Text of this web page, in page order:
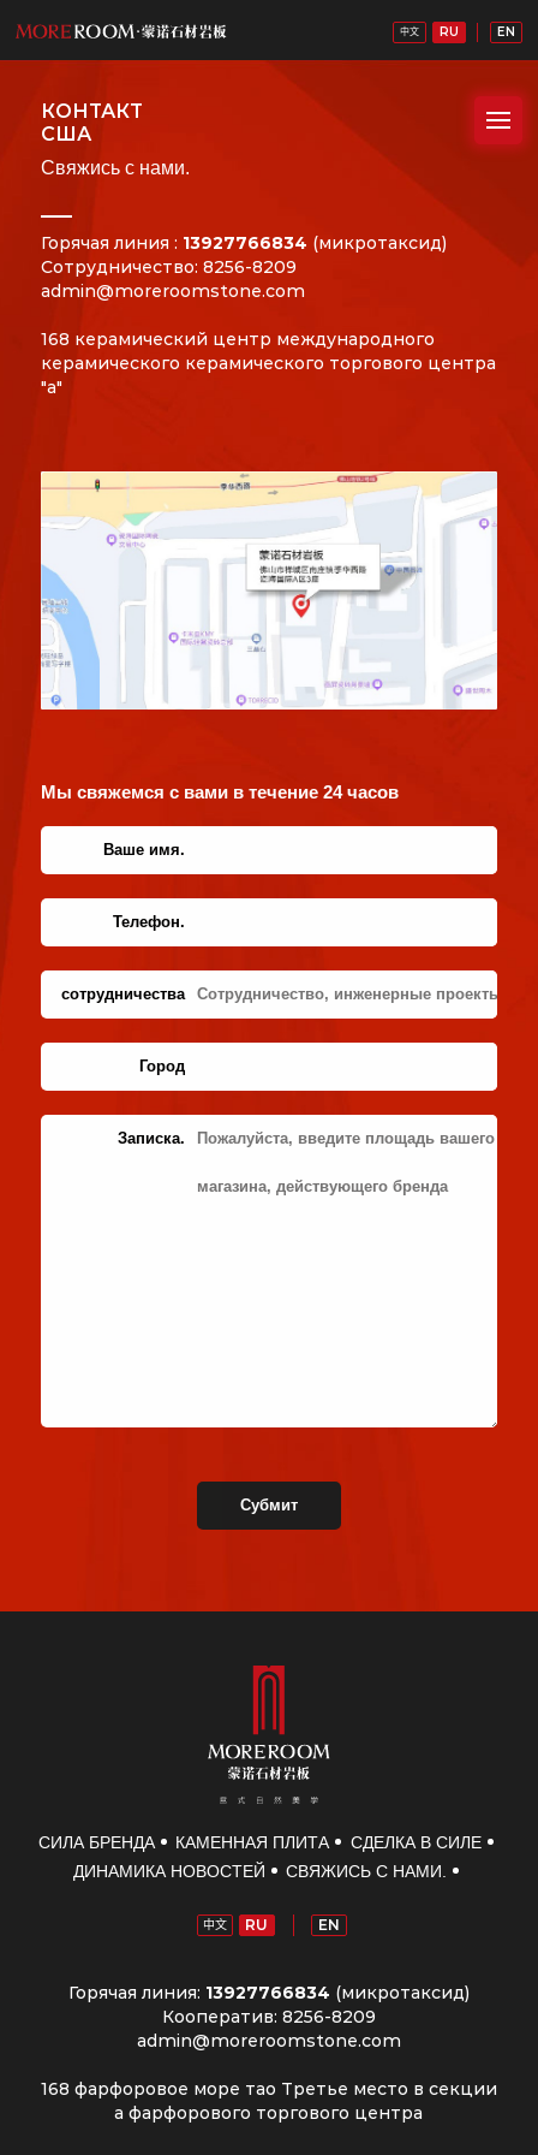
中文 RU EN
КОНТАКТ
США
Свяжись с нами.
Горячая линия : 13927766834 (микротаксид)
Сотрудничество: 8256-8209
admin@moreroomstone.com
168 керамический центр международного
керамического керамического торгового центра
"а"
Мы свяжемся с вами в течение 24 часов
Ваше имя.
Телефон.
сотрудничества
Город
Записка.
СИЛА БРЕНДА КАМЕННАЯ ПЛИТА
СДЕЛКА В СИЛЕ
ДИНАМИКА НОВОСТЕЙ
СВЯЖИСЬ С НАМИ.
中文 RU EN
Горячая линия: 13927766834 (микротаксид)
Кооператив: 8256-8209
admin@moreroomstone.com
168 фарфоровое море тао Третье место в секции
а фарфорового торгового центра